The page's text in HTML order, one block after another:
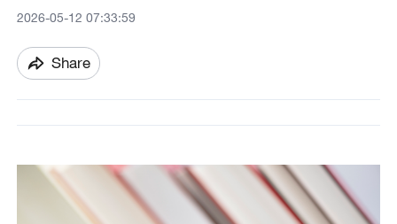
2026-05-12 07:33:59
Share